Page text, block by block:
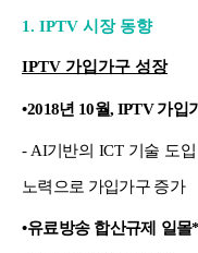
1. IPTV 시장 동향
IPTV 가입가구 성장
•2018년 10월, IPTV 가입
- AI기반의 ICT 기술 도
노력으로 가입가구 증가
•유료방송 합산규제 일